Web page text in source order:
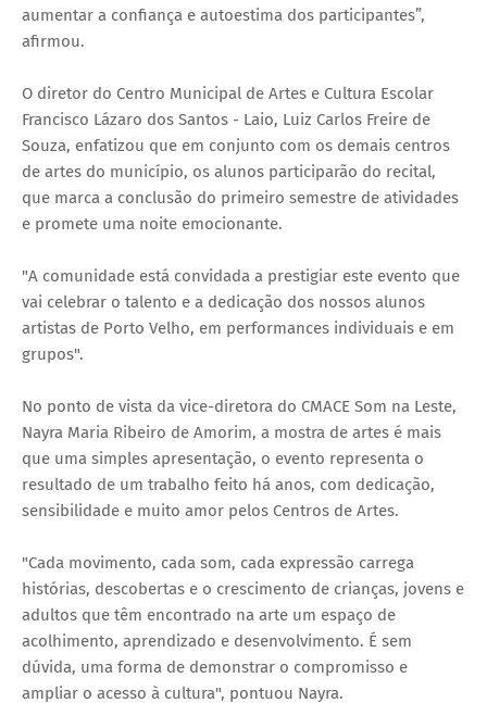
aumentar a confiança e autoestima dos participantes”,
afirmou.
O diretor do Centro Municipal de Artes e Cultura Escolar
Francisco Lázaro dos Santos - Laio, Luiz Carlos Freire de
Souza, enfatizou que em conjunto com os demais centros
de artes do município, os alunos participarão do recital,
que marca a conclusão do primeiro semestre de atividades
e promete uma noite emocionante.
"A comunidade está convidada a prestigiar este evento que
vai celebrar o talento e a dedicação dos nossos alunos
artistas de Porto Velho, em performances individuais e em
grupos".
No ponto de vista da vice-diretora do CMACE Som na Leste,
Nayra Maria Ribeiro de Amorim, a mostra de artes é mais
que uma simples apresentação, o evento representa o
resultado de um trabalho feito há anos, com dedicação,
sensibilidade e muito amor pelos Centros de Artes.
"Cada movimento, cada som, cada expressão carrega
histórias, descobertas e o crescimento de crianças, jovens e
adultos que têm encontrado na arte um espaço de
acolhimento, aprendizado e desenvolvimento. É sem
dúvida, uma forma de demonstrar o compromisso e
ampliar o acesso à cultura", pontuou Nayra.